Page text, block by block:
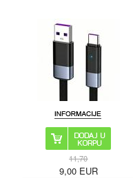
11,70
9,00EUR